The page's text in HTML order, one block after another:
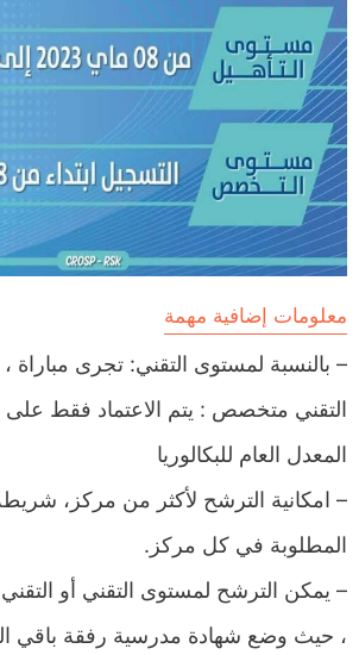
معلومات إضافية مهمة
– بالنسبة لمستوى التقني: تجرى مباراة
التقني متخصص : يتم الاعتماد فقط على
المعدل العام للبكالوريا
– امكانية الترشح لأكثر من مركز، شريطة
المطلوبة في كل مركز.
– يمكن الترشح لمستوى التقني أو
، حيث وضع شهادة مدرسية رفقة باقي